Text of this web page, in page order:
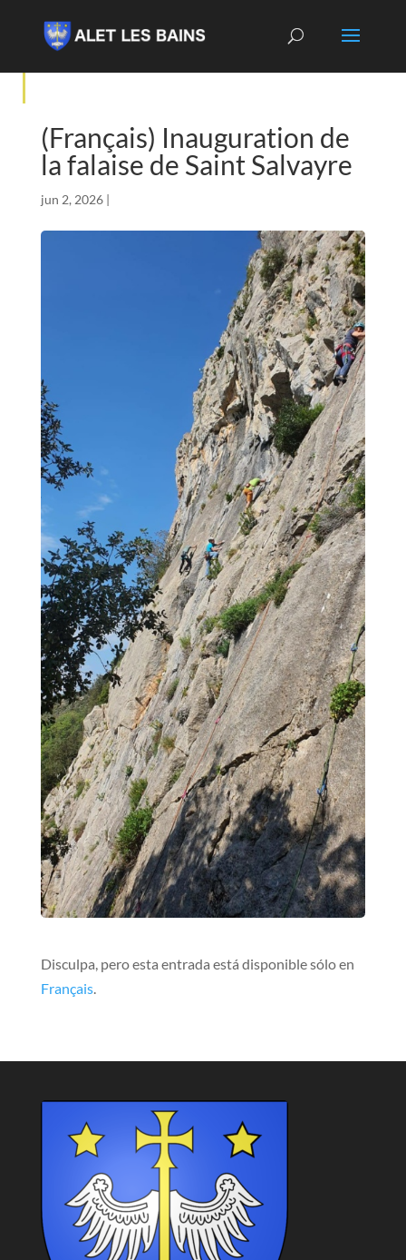
(Français) Inauguration de
la falaise de Saint Salvayre
jun 2, 2026|
Disculpa, pero esta entrada está disponible sólo en
Français.